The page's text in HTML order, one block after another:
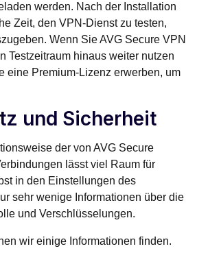
werden. Nach der Installation
Zeit, den VPN-Dienst zu testen,
Wenn Sie AVG Secure VPN
Testzeitraum hinaus weiter nutzen
eine Premium-Lizenz erwerben, um
und Sicherheit
der von AVG Secure
lässt viel Raum für
in den Einstellungen des
sehr wenige Informationen über die
und Verschlüsselungen.
wir einige Informationen finden.